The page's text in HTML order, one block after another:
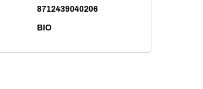
8712439040206
BIO